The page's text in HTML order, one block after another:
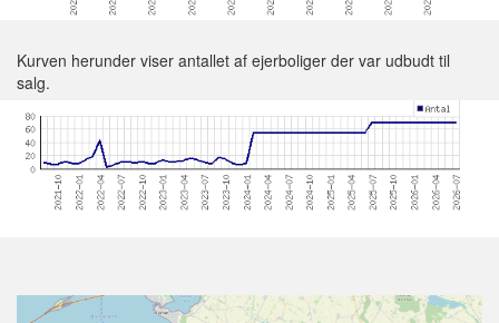
Kurven herunder viser antallet af ejerboliger der var udbudt til
salg.